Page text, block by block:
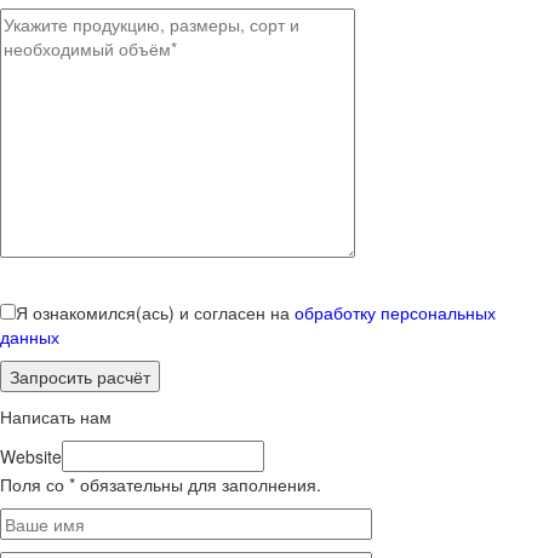
Я ознакомился(ась) и согласен на обработку персональных
данных
Написать нам
Website
Поля со * обязательны для заполнения.